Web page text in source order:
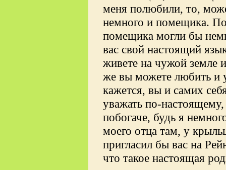
меня полюбили, то,
немного и помещика.
помещика могли бы
вас свой настоящий
живете на чужой земле
же вы можете любить и
кажется, вы и самих
уважать по-
побогаче, будь я
моего отца там, у
пригласил бы вас на
что такое настоящая